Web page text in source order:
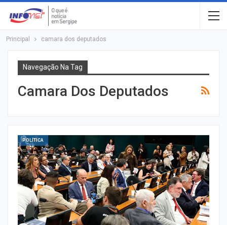
Principal camara dos deputados
Navegação Na Tag
Camara Dos Deputados
POLÍTICA